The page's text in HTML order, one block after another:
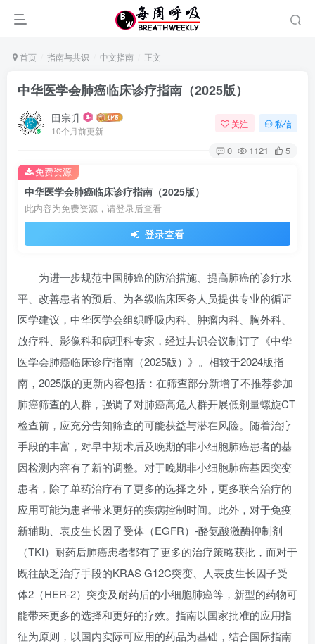
首页 指南与共识 中文指南 正文
中华医学会肺癌临床诊疗指南（2025版）
田宗升
10个月前更新
关注 私信
0 1121 5
中华医学会肺癌临床诊疗指南（2025版）
此内容为免费资源，请登录后查看
登录查看
免费资源
为进一步规范中国肺癌的防治措施、提高肺癌的诊疗水
平、改善患者的预后、为各级临床医务人员提供专业的循证
医学建议，中华医学会组织呼吸内科、肿瘤内科、胸外科、
放疗科、影像科和病理科专家，经过共识会议制订了《中华
医学会肺癌临床诊疗指南（2025版）》。相较于2024版指
南，2025版的更新内容包括：在筛查部分新增了不推荐参加
肺癌筛查的人群，强调了对肺癌高危人群开展低剂量螺旋CT
检查前，应充分告知筛查的可能获益与潜在风险。随着治疗
手段的丰富，对早中期术后及晚期的非小细胞肺癌患者的基
因检测内容有了新的调整。对于晚期非小细胞肺癌基因突变
患者，除了单药治疗有了更多的选择之外，更多联合治疗的
应用可能为患者带来更好的疾病控制时间。此外，对于免疫
新辅助、表皮生长因子受体（EGFR）-酪氨酸激酶抑制剂
（TKI）耐药后肺癌患者都有了更多的治疗策略获批，而对于
既往缺乏治疗手段的KRAS G12C突变、人表皮生长因子受
体2（HER-2）突变及耐药后的小细胞肺癌等，新型的药物可
能带来更多的选择和更好的疗效。指南以国家批准的应用指
征为原则，以国内实际可应用的药品为基础，结合国际指南